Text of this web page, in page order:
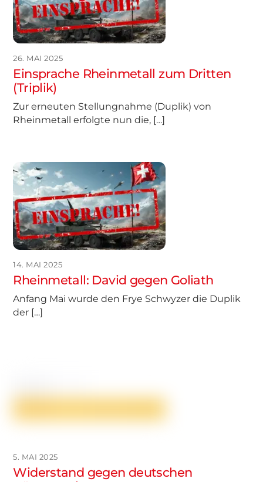
26. MAI 2025
Einsprache Rheinmetall zum Dritten
(Triplik)
Zur erneuten Stellungnahme (Duplik) von
Rheinmetall erfolgte nun die, […]
14. MAI 2025
Rheinmetall: David gegen Goliath
Anfang Mai wurde den Frye Schwyzer die Duplik
der […]
5. MAI 2025
Widerstand gegen deutschen